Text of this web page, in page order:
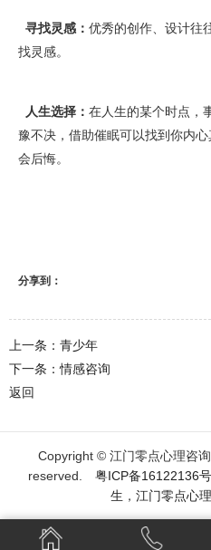
寻找灵感： 优秀的创作、设计往
找灵感。
人生选择： 在人生的某个时点，
豫不决，借助催眠可以找到你内
会后悔。
分享到：
上一条：青少年
下一条：情感咨询
返回
Copyright © 江门零点心理咨
reserved. 粤ICP备16122136号
生 ， 江门零点心